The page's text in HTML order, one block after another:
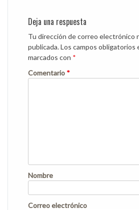
Deja una respuesta
Tu dirección de correo electrónico
publicada.Los campos obligatorios
marcados con *
Comentario *
Nombre
Correo electrónico